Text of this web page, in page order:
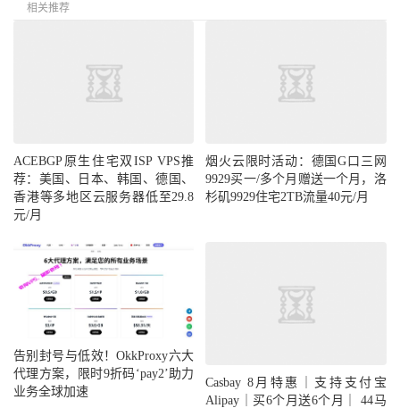
相关推荐
ACEBGP原生住宅双ISP VPS推
荐：美国、日本、韩国、德国、
香港等多地区云服务器低至29.8
元/月
烟火云限时活动：德国G口三网
9929买一/多个月赠送一个月，洛
杉矶9929住宅2TB流量40元/月
告别封号与低效！OkkProxy六大
代理方案，限时9折码‘pay2’助力
业务全球加速
Casbay 8月特惠｜支持支付宝
Alipay｜买6个月送6个月｜ 44马